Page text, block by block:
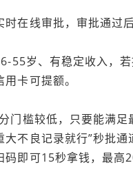
时在线审批，审批通过
55岁、有稳定收入，
卡可提额。
门槛较低，只要能满足
大不良记录就行”秒批通
码即可15秒拿钱，最高